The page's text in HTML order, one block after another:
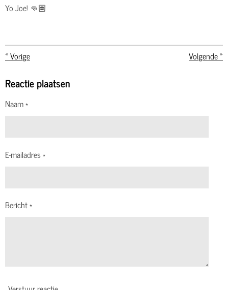
Yo Joe! 👊🏽
«Vorige Volgende»
Reactie plaatsen
Naam *
E-mailadres *
Bericht *